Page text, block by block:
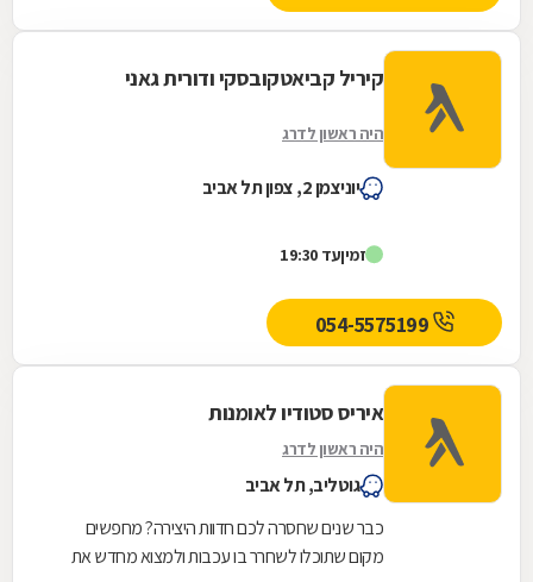
קיריל קביאטקובסקי ודורית גאני
היה ראשון לדרג
יוניצמן 2, צפון תל אביב
זמיןעד 19:30
איריס סטודיו לאומנות
היה ראשון לדרג
גוטליב, תל אביב
כבר שנים שחסרה לכם חדוות היצירה? מחפשים
מקום שתוכלו לשחרר בו עכבות ולמצוא מחדש את